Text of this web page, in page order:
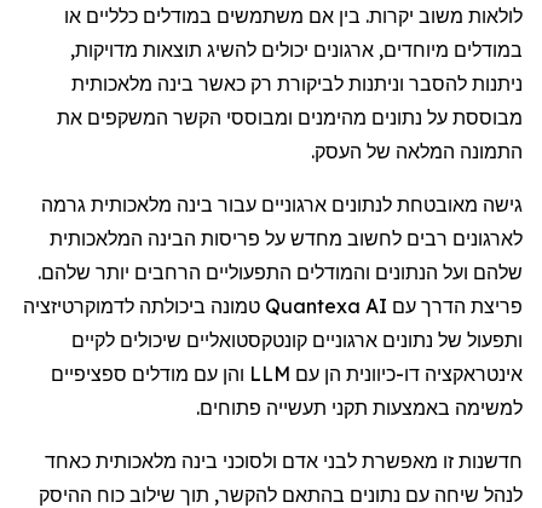
לולאות משוב יקרות. בין אם משתמשים במודלים כלליים או
במודלים מיוחדים, ארגונים יכולים להשיג תוצאות מדויקות,
ניתנות להסבר וניתנות לביקורת רק כאשר בינה מלאכותית
מבוססת על נתונים מהימנים ומבוססי הקשר המשקפים את
התמונה המלאה של העסק.
גישה מאובטחת לנתונים ארגוניים עבור בינה מלאכותית גרמה
לארגונים רבים לחשוב מחדש על פריסות הבינה המלאכותית
שלהם ועל הנתונים והמודלים התפעוליים הרחבים יותר שלהם.
פריצת הדרך עם Quantexa AI טמונה ביכולתה לדמוקרטיזציה
ותפעול של נתונים ארגוניים קונטקסטואליים שיכולים לקיים
אינטראקציה דו-כיוונית הן עם LLM והן עם מודלים ספציפיים
למשימה באמצעות תקני תעשייה פתוחים.
חדשנות זו מאפשרת לבני אדם ולסוכני בינה מלאכותית כאחד
לנהל שיחה עם נתונים בהתאם להקשר, תוך שילוב כוח ההיסק